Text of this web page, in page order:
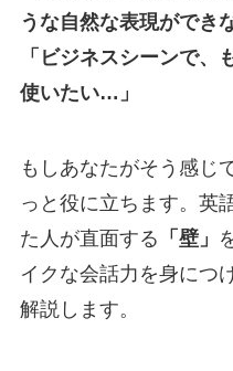
うな自然な表現ができ
「ビジネスシーンで、
使いたい…」
もしあなたがそう感じ
っと役に立ちます。英
た人が直面する 「壁」
イクな会話力を身につ
解説します。